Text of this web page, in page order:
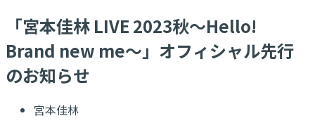
「宮本佳林 LIVE 2023秋～Hello!
Brand new me～」オフィシャル先行
のお知らせ
宮本佳林